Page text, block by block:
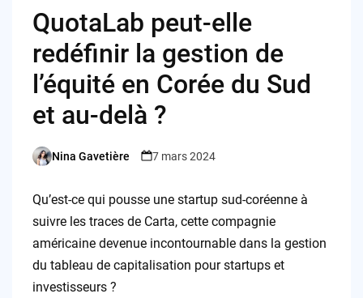
QuotaLab peut-elle
redéfinir la gestion de
l’équité en Corée du Sud
et au-delà ?
Posted
Nina Gavetière 7 mars 2024
Qu’est-ce qui pousse une startup sud-coréenne à
suivre les traces de Carta, cette compagnie
américaine devenue incontournable dans la gestion
du tableau de capitalisation pour startups et
investisseurs ?